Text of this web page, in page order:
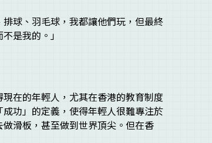
球、羽毛球，我都讓他們玩，但最終
是我的。」
在的年輕人，尤其在香港的教育制度
功」的定義，使得年輕人很難專注於
滑板，甚至做到世界頂尖。但在香